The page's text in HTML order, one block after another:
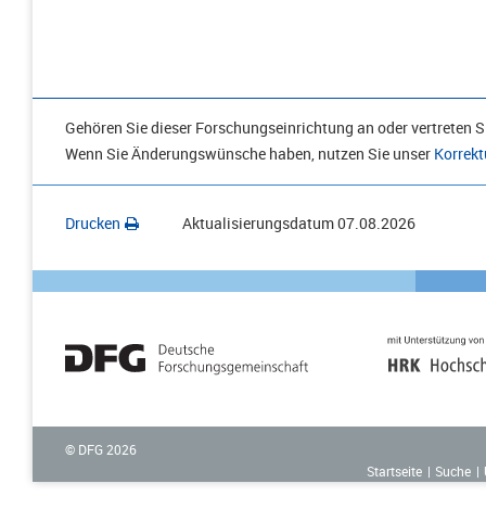
Gehören Sie dieser Forschungseinrichtung an oder vertreten
Wenn Sie Änderungswünsche haben, nutzen Sie unser
Drucken Aktualisierungsdatum07.08.2026
© DFG 2026
Startseite
Suche